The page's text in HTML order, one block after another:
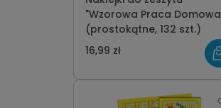
"Wzorowa Praca
(prostokątne, 132 szt.)
16,99 zł